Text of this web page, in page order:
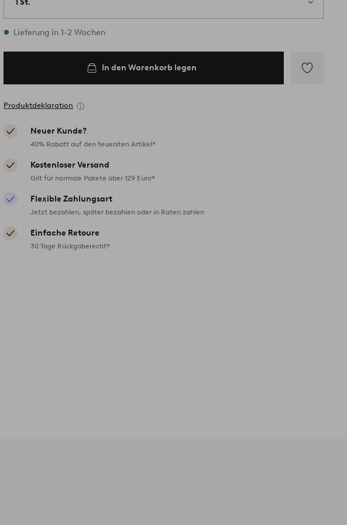
1 St.
Vorrätig
Lieferung in 1-2 Wochen
In den Warenkorb legen
Produktdeklaration
Neuer Kunde?
40% Rabatt auf den teuersten Artikel*
Kostenloser Versand
Gilt für normale Pakete über 129 Euro*
Flexible Zahlungsart
Jetzt bezahlen, später bezahlen oder in Raten zahlen
Einfache Retoure
30 Tage Rückgaberecht*